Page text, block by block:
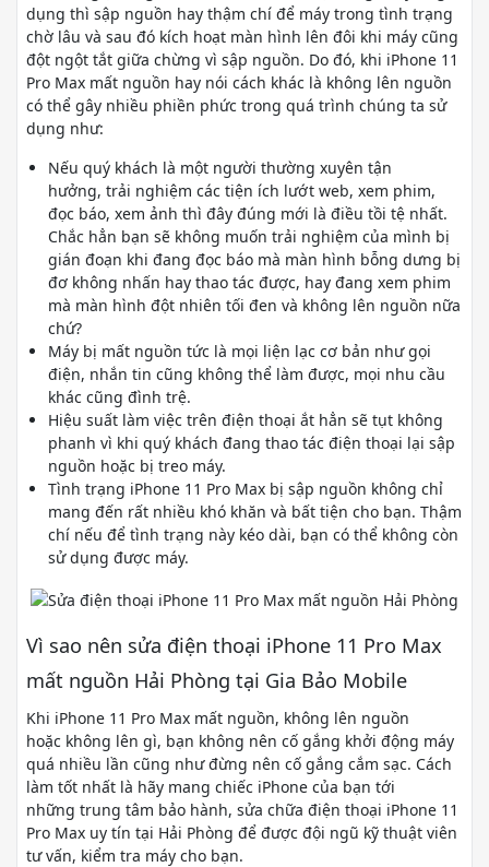
dụng thì sập nguồn hay thậm chí để máy trong tình trạng
chờ lâu và sau đó kích hoạt màn hình lên đôi khi máy cũng
đột ngột tắt giữa chừng vì sập nguồn. Do đó, khi iPhone 11
Pro Max mất nguồn hay nói cách khác là không lên nguồn
có thể gây nhiều phiền phức trong quá trình chúng ta sử
dụng như:
Nếu quý khách là một người thường xuyên tận
hưởng, trải nghiệm các tiện ích lướt web, xem phim,
đọc báo, xem ảnh thì đây đúng mới là điều tồi tệ nhất.
Chắc hẳn bạn sẽ không muốn trải nghiệm của mình bị
gián đoạn khi đang đọc báo mà màn hình bỗng dưng bị
đơ không nhấn hay thao tác được, hay đang xem phim
mà màn hình đột nhiên tối đen và không lên nguồn nữa
chứ?
Máy bị mất nguồn tức là mọi liện lạc cơ bản như gọi
điện, nhắn tin cũng không thể làm được, mọi nhu cầu
khác cũng đình trệ.
Hiệu suất làm việc trên điện thoại ắt hẳn sẽ tụt không
phanh vì khi quý khách đang thao tác điện thoại lại sập
nguồn hoặc bị treo máy.
Tình trạng iPhone 11 Pro Max bị sập nguồn không chỉ
mang đến rất nhiều khó khăn và bất tiện cho bạn. Thậm
chí nếu để tình trạng này kéo dài, bạn có thể không còn
sử dụng được máy.
Vì sao nên sửa điện thoại iPhone 11 Pro Max
mất nguồn Hải Phòng tại Gia Bảo Mobile
Khi iPhone 11 Pro Max mất nguồn, không lên nguồn
hoặc không lên gì, bạn không nên cố gắng khởi động máy
quá nhiều lần cũng như đừng nên cố gắng cắm sạc. Cách
làm tốt nhất là hãy mang chiếc iPhone của bạn tới
những trung tâm bảo hành, sửa chữa điện thoại iPhone 11
Pro Max uy tín tại Hải Phòng để được đội ngũ kỹ thuật viên
tư vấn, kiểm tra máy cho bạn.